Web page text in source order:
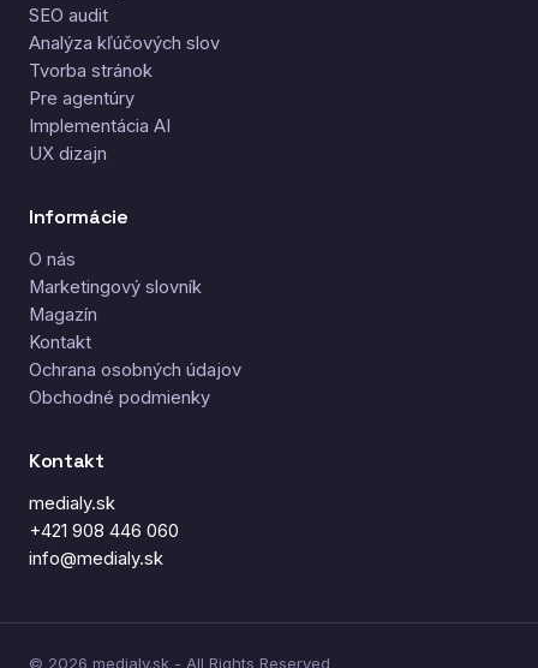
SEO audit
Analýza kľúčových slov
Tvorba stránok
Pre agentúry
Implementácia AI
UX dizajn
Informácie
O nás
Marketingový slovník
Magazín
Kontakt
Ochrana osobných údajov
Obchodné podmienky
Kontakt
medialy.sk
+421 908 446 060
info@medialy.sk
© 2026 medialy.sk - All Rights Reserved